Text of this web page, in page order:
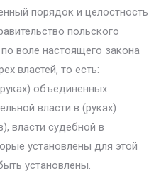
порядок и целостность
польского
воле настоящего закона
властей, то есть:
объединенных
власти в (руках)
власти судебной в
установлены для этой
установлены.